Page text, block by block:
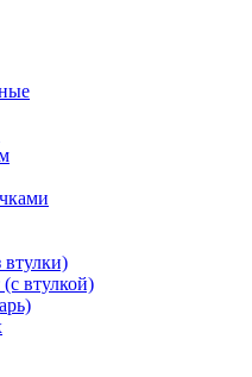
втулкой)